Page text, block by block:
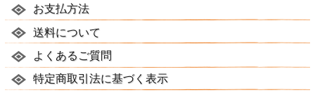
お支払方法
送料について
よくあるご質問
特定商取引法に基づく表示